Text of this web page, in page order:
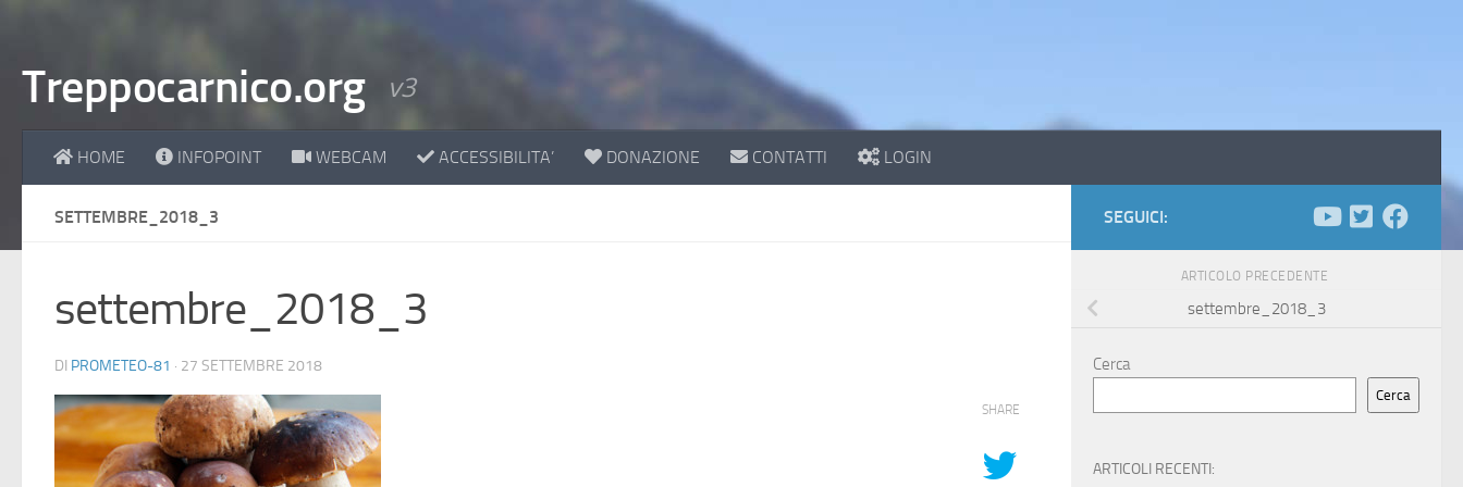
Treppocarnico.org v3
HOME INFOPOINT WEBCAM ACCESSIBILITA’ DONAZIONE CONTATTI LOGIN
SETTEMBRE_2018_3
settembre_2018_3
DI PROMETEO-81 · 27 SETTEMBRE 2018
SHARE
SEGUICI:
ARTICOLO PRECEDENTE
settembre_2018_3
Cerca
Cerca
ARTICOLI RECENTI: